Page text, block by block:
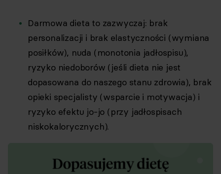
Darmowa dieta to zazwyczaj: brak
personalizacji i brak elastyczności (wymiana
posiłków), nuda (monotonia jadłospisu),
ryzyko niedoborów (jeśli dieta nie jest
dopasowana do naszego stanu zdrowia), brak
opieki specjalisty (wsparcie i motywacja) i
ryzyko efektu jo-jo (przy jadłospisach
niskokalorycznych).